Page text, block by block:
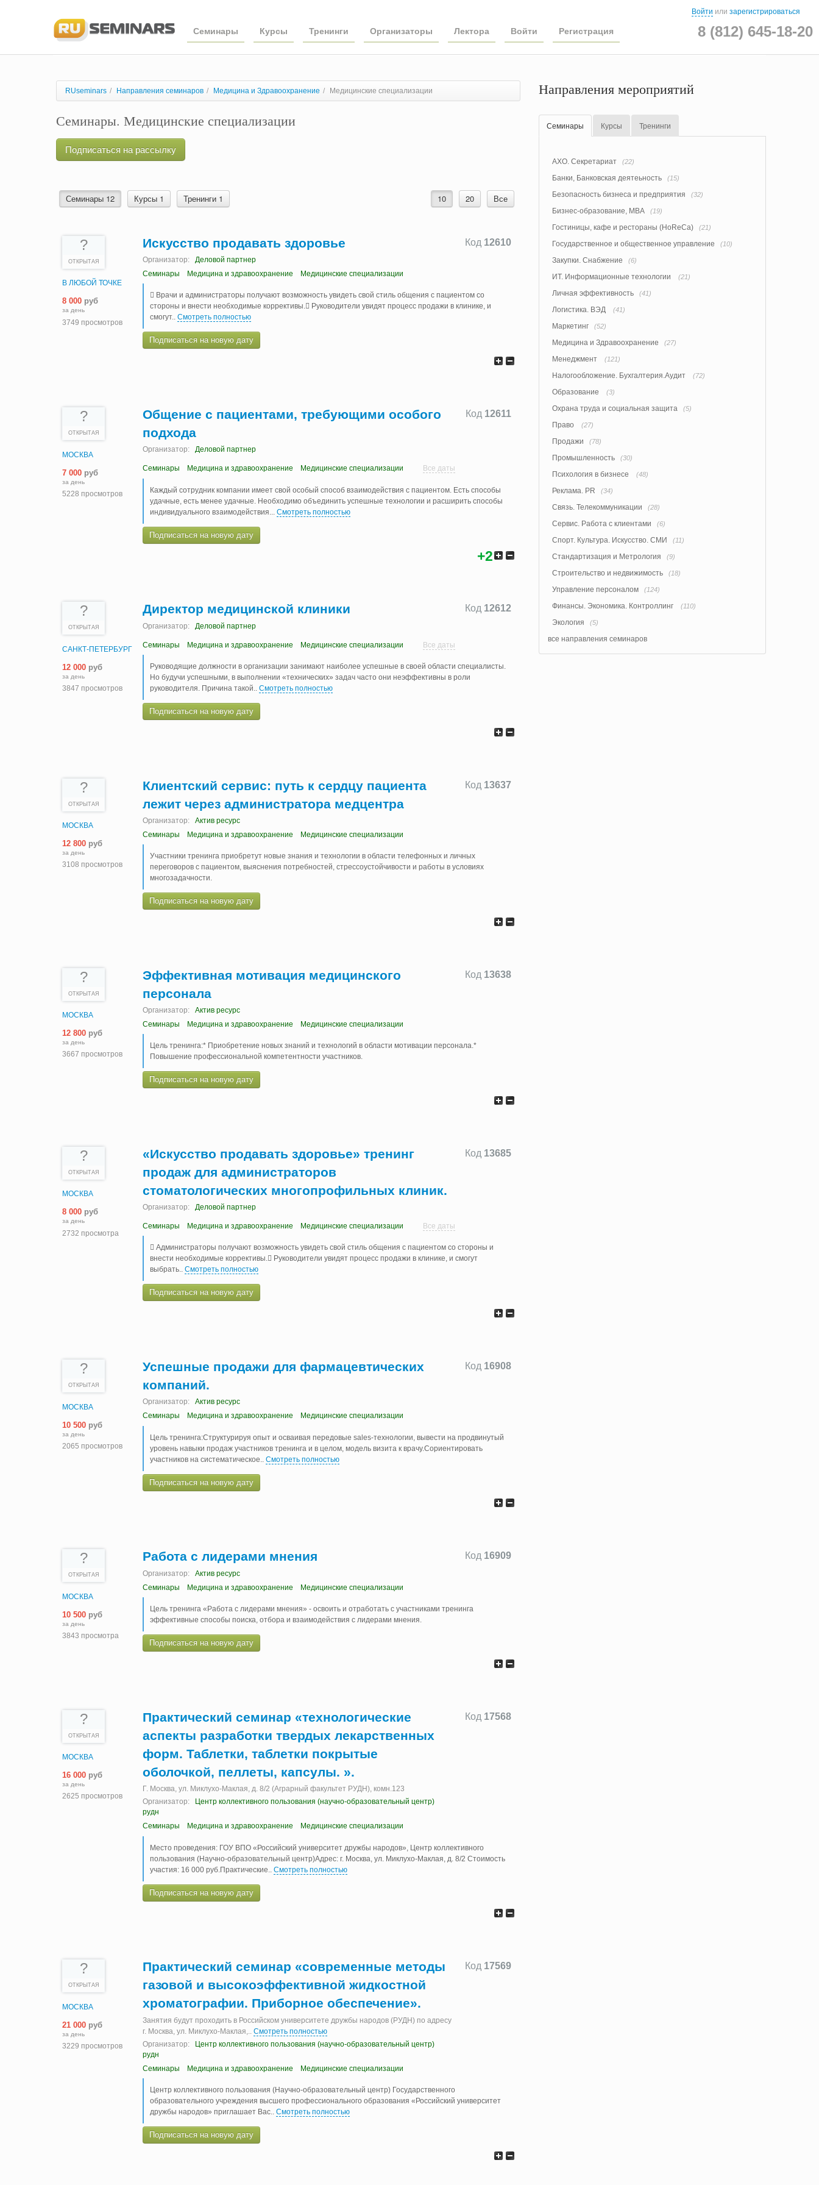
Семинары Курсы Тренинги Организаторы Лектора Войти Регистрация
Войти или зарегистрироваться
8 (812) 645-18-20
RUseminars / Направления семинаров / Медицина и Здравоохранение / Медицинские специализации
Семинары. Медицинские специализации
Подписаться на рассылку
Семинары 12 Курсы 1 Тренинги 1 10 20 Все
?
ОТКРЫТАЯ
В ЛЮБОЙ ТОЧКЕ
8 000 руб
за день
3749 просмотров
Код 12610
Искусство продавать здоровье
Организатор:
Деловой партнер
Семинары
Медицина и здравоохранение Медицинские специализации
 Врачи и администраторы получают возможность увидеть свой стиль общения с пациентом со
стороны и внести необходимые коррективы. Руководители увидят процесс продажи в клинике, и
смогут.. Смотреть полностью
Подписаться на новую дату
?
ОТКРЫТАЯ
МОСКВА
7 000 руб
за день
5228 просмотров
Код 12611
Общение с пациентами, требующими особого
подхода
Организатор: Деловой партнер
Семинары Медицина и здравоохранение Медицинские специализации Все даты
Каждый сотрудник компании имеет свой особый способ взаимодействия с пациентом. Есть способы
удачные, есть менее удачные. Необходимо объединить успешные технологии и расширить способы
индивидуального взаимодействия.
Смотреть полностью
Подписаться на новую дату
+2
?
ОТКРЫТАЯ
САНКТ-ПЕТЕРБУРГ
12 000 руб
за день
3847 просмотров
Код 12612
Директор медицинской клиники
Организатор: Деловой партнер
Семинары Медицина и здравоохранение Медицинские специализации Все даты
Руководящие должности в организации занимают наиболее успешные в своей области специалисты.
Но будучи успешными, в выполнении «технических» задач часто они неэффективны в роли
руководителя. Причина такой
Смотреть полностью
Подписаться на новую дату
?
ОТКРЫТАЯ
МОСКВА
12 800 руб
за день
3108 просмотров
Код 13637
Клиентский сервис: путь к сердцу пациента
лежит через администратора медцентра
Организатор:
Актив ресурс
Семинары
Медицина и здравоохранение Медицинские специализации
Участники тренинга приобретут новые знания и технологии в области телефонных и личных
переговоров с пациентом, выяснения потребностей, стрессоустойчивости и работы в условиях
многозадачности.
Подписаться на новую дату
?
ОТКРЫТАЯ
МОСКВА
12 800 руб
за день
3667 просмотров
Код 13638
Эффективная мотивация медицинского
персонала
Организатор:
Актив ресурс
Семинары
Медицина и здравоохранение Медицинские специализации
Цель тренинга:* Приобретение новых знаний и технологий в области мотивации персонала.*
Повышение профессиональной компетентности участников.
Подписаться на новую дату
?
ОТКРЫТАЯ
МОСКВА
8 000 руб
за день
2732 просмотра
Код 13685
«Искусство продавать здоровье» тренинг
продаж для администраторов
стоматологических многопрофильных клиник.
Организатор: Деловой партнер
Семинары Медицина и здравоохранение Медицинские специализации Все даты
 Администраторы получают возможность увидеть свой стиль общения с пациентом со стороны и
внести необходимые коррективы. Руководители увидят процесс продажи в клинике, и смогут
выбрать.. Смотреть полностью
Подписаться на новую дату
?
ОТКРЫТАЯ
МОСКВА
10 500 руб
за день
2065 просмотров
Код 16908
Успешные продажи для фармацевтических
компаний.
Организатор:
Актив ресурс
Семинары
Медицина и здравоохранение Медицинские специализации
Цель тренинга:Структурируя опыт и осваивая передовые sales-технологии, вывести на продвинутый
уровень навыки продаж участников тренинга и в целом, модель визита к врачу.Сориентировать
участников на систематическое
Смотреть полностью
Подписаться на новую дату
?
ОТКРЫТАЯ
МОСКВА
10 500 руб
за день
3843 просмотра
Код 16909
Работа с лидерами мнения
Организатор:
Актив ресурс
Семинары
Медицина и здравоохранение Медицинские специализации
Цель тренинга «Работа с лидерами мнения» - освоить и отработать с участниками тренинга
эффективные способы поиска, отбора и взаимодействия с лидерами мнения.
Подписаться на новую дату
?
ОТКРЫТАЯ
МОСКВА
16 000 руб
за день
2625 просмотров
Код 17568
Практический семинар «технологические
аспекты разработки твердых лекарственных
форм. Таблетки, таблетки покрытые
оболочкой, пеллеты, капсулы. ».
Г. Москва, ул. Миклухо-Маклая, д. 8/2 (Аграрный факультет РУДН), комн.123
Организатор:
Центр коллективного пользования (научно-образовательный центр)
рудн
Семинары
Медицина и здравоохранение Медицинские специализации
Место проведения: ГОУ ВПО «Российский университет дружбы народов», Центр коллективного
пользования (Научно-образовательный центр)Адрес: г. Москва, ул. Миклухо-Маклая, д. 8/2 Стоимость
участия: 16 000 руб.Практические
Смотреть полностью
Подписаться на новую дату
?
ОТКРЫТАЯ
МОСКВА
21 000 руб
за день
3229 просмотров
Код 17569
Практический семинар «современные методы
газовой и высокоэффективной жидкостной
хроматографии. Приборное обеспечение».
Занятия будут проходить в Российском университете дружбы народов (РУДН) по адресу
г. Москва, ул. Миклухо-Маклая,.. Смотреть полностью
Организатор:
Центр коллективного пользования (научно-образовательный центр)
рудн
Семинары
Медицина и здравоохранение Медицинские специализации
Центр коллективного пользования (Научно-образовательный центр) Государственного
образовательного учреждения высшего профессионального образования «Российский университет
дружбы народов» приглашает Вас.. Смотреть полностью
Подписаться на новую дату
Направления мероприятий
Семинары Курсы Тренинги
АХО. Секретариат (22)
Банки, Банковская деятеьность (15)
Безопасность бизнеса и предприятия (32)
Бизнес-образование, MBA (19)
Гостиницы, кафе и рестораны (HoReCa) (21)
Государственное и общественное управление (10)
Закупки. Снабжение (6)
ИТ. Информационные технологии (21)
Личная эффективность (41)
Логистика. ВЭД (41)
Маркетинг (52)
Медицина и Здравоохранение (27)
Менеджмент (121)
Налогообложение. Бухгалтерия.Аудит (72)
Образование (3)
Охрана труда и социальная защита (5)
Право (27)
Продажи (78)
Промышленность (30)
Психология в бизнесе (48)
Реклама. PR (34)
Связь. Телекоммуникации (28)
Сервис. Работа с клиентами (6)
Спорт. Культура. Искусство. СМИ (11)
Стандартизация и Метрология (9)
Строительство и недвижимость (18)
Управление персоналом (124)
Финансы. Экономика. Контроллинг (110)
Экология (5)
все направления семинаров